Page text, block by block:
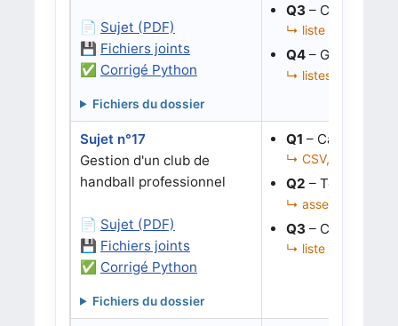
📄 Sujet (PDF)
💾 Fichiers joints
✅ Corrigé Python
Fichiers du dossier
Q3 – Corriger
↳ liste de
Q4 – Générer le
↳ listes,
Sujet n°17
Gestion d'un club de
handball professionnel
📄 Sujet (PDF)
💾 Fichiers joints
✅ Corrigé Python
Fichiers du dossier
Q1 – Calculer un
↳ CSV, liste de
Q2 – Tester un
↳ assertions,
Q3 – Corriger
↳ liste de